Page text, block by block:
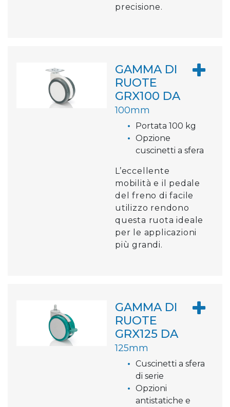
precisione.
GAMMA DI
RUOTE
GRX100 DA
100mm
Portata 100 kg
Opzione
cuscinetti a sfera
L’eccellente
mobilità e il pedale
del freno di facile
utilizzo rendono
questa ruota ideale
per le applicazioni
più grandi.
GAMMA DI
RUOTE
GRX125 DA
125mm
Cuscinetti a sfera
di serie
Opzioni
antistatiche e